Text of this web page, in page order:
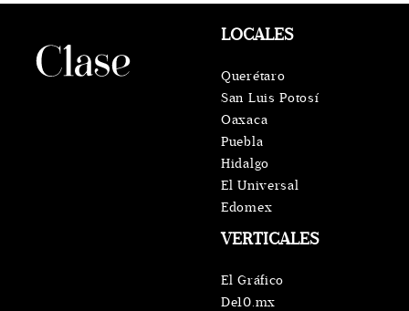
VERTICALES
El Gráfico
De10.mx
LOCALES
Querétaro
San Luis Potosí
Oaxaca
Puebla
Hidalgo
El Universal
Edomex